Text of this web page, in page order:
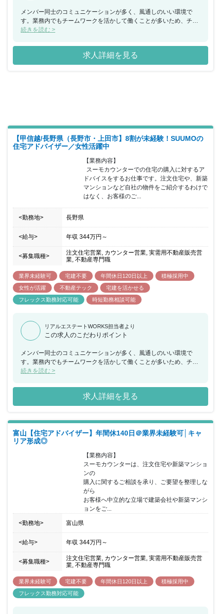
メンバー同士のコミュニケーションが多く、風通しのいい環境で
す。業務内でもチームワークを活かして働くことが多いため、チー
ムで何かを成し遂げたいと考えている方におススメの求人です。ま
制度など女性のライフイベントにも沿った制度が整っております。
続きを読む >
求人詳細を見る
【甲信越/長野県（長野市・上田市】8割が未経験！SUUMOの
住宅アドバイザー／女性活躍中
【業務内容】
ドバイスをするお仕事です。注文住宅や、新築
マンションなど自社の物件をご紹介するわけで
はなく、お客様のご...
<勤務地> 長野県
<給与> 年収 344万円 ～
<募集職種>
注文住宅営業, カウンター営業, 実需用不動産販売営
業, 不動産専門職
業界未経験可 宅建不要 年間休日120日以上
積極採用中
女性が活躍
不動産テック
宅建を活かせる
フレックス勤務対応可能
時短勤務相談可能
リアルエステートWORKS担当者より
この求人のこだわりポイント
メンバー同士のコミュニケーションが多く、風通しのいい環境で
す。業務内でもチームワークを活かして働くことが多いため、チー
ムで何かを成し遂げたいと考えている方におススメの求人です。ま
制度など女性のライフイベントにも沿った制度が整っております。
続きを読む >
求人詳細を見る
富山【住宅アドバイザー】年間休140日＠業界未経験可│キャ
リア形成◎
【業務内容】
スーモカウンターは、注文住宅や新築マンショ
ンの
購入に関するご相談を承り、ご要望を整理しな
がら
お客様へ中立的な立場で建築会社や新築マンシ
ョンをご...
<勤務地> 富山県
<給与> 年収 344万円 ～
<募集職種>
注文住宅営業, カウンター営業, 実需用不動産販売営
業, 不動産専門職
業界未経験可 宅建不要 年間休日120日以上
積極採用中
フレックス勤務対応可能